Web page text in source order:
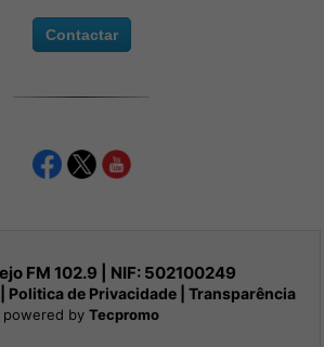
Contactar
FM 102.9 | NIF: 502100249
Politica de Privacidade| Transparência
powered by Tecpromo